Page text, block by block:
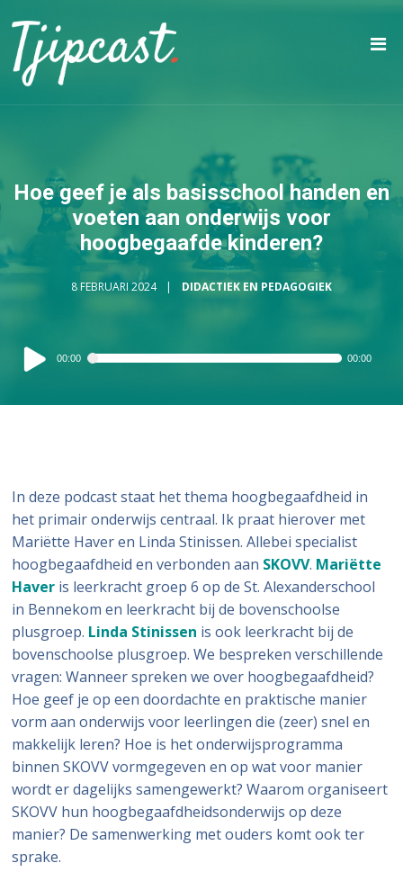
Hoe geef je als basisschool handen en
voeten aan onderwijs voor
hoogbegaafde kinderen?
8 FEBRUARI 2024 DIDACTIEK EN PEDAGOGIEK
Audiospeler
00:00 00:00
In deze podcast staat het thema hoogbegaafdheid in
het primair onderwijs centraal. Ik praat hierover met
Mariëtte Haver en Linda Stinissen. Allebei specialist
hoogbegaafdheid en verbonden aan SKOVV. Mariëtte
Haver is leerkracht groep 6 op de St. Alexanderschool
in Bennekom en leerkracht bij de bovenschoolse
plusgroep. Linda Stinissen is ook leerkracht bij de
bovenschoolse plusgroep. We bespreken verschillende
vragen: Wanneer spreken we over hoogbegaafdheid?
Hoe geef je op een doordachte en praktische manier
vorm aan onderwijs voor leerlingen die (zeer) snel en
makkelijk leren? Hoe is het onderwijsprogramma
binnen SKOVV vormgegeven en op wat voor manier
wordt er dagelijks samengewerkt? Waarom organiseert
SKOVV hun hoogbegaafdheidsonderwijs op deze
manier? De samenwerking met ouders komt ook ter
sprake.